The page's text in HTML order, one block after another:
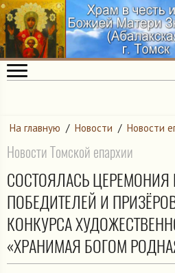
На главную / Новости / Новости
Новости Томской епархии
СОСТОЯЛАСЬ ЦЕРЕМОНИЯ
ПОБЕДИТЕЛЕЙ И
КОНКУРСА
«ХРАНИМАЯ БОГОМ